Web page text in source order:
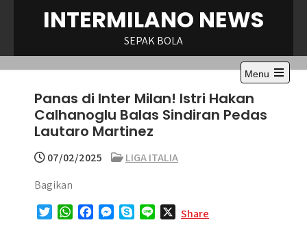
INTERMILANO NEWS
SEPAK BOLA
Menu
Open
menu
Panas di Inter Milan! Istri Hakan
Calhanoglu Balas Sindiran Pedas
Lautaro Martinez
07/02/2025
LIGA ITALIA
Bagikan
W
M
Share